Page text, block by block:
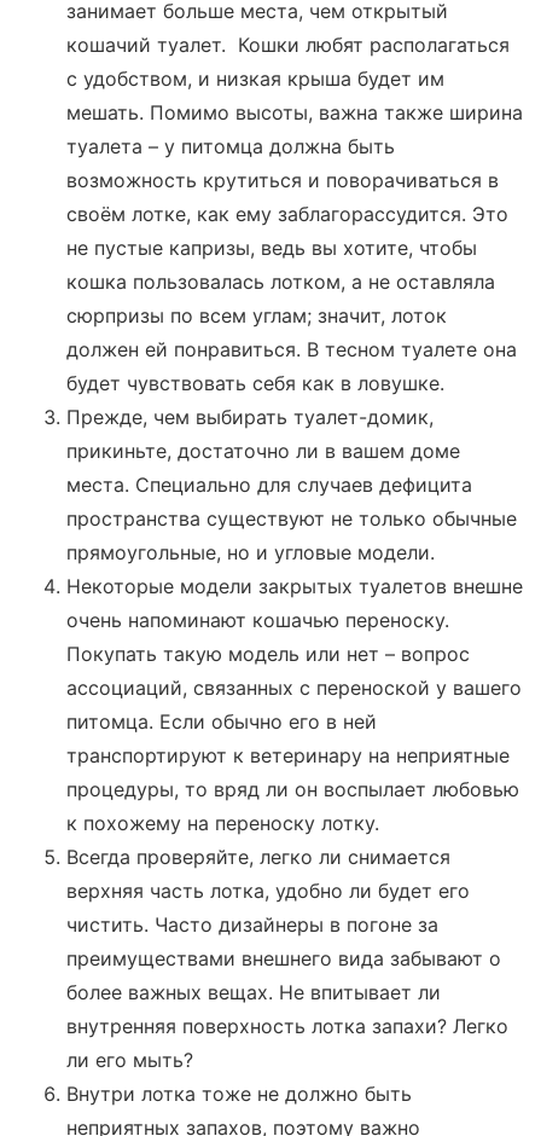
занимает больше места, чем открытый
кошачий туалет. Кошки любят располагаться
с удобством, и низкая крыша будет им
мешать. Помимо высоты, важна также ширина
туалета – у питомца должна быть
возможность крутиться и поворачиваться в
своём лотке, как ему заблагорассудится. Это
не пустые капризы, ведь вы хотите, чтобы
кошка пользовалась лотком, а не оставляла
сюрпризы по всем углам; значит, лоток
должен ей понравиться. В тесном туалете она
будет чувствовать себя как в ловушке.
Прежде, чем выбирать туалет-домик,
прикиньте, достаточно ли в вашем доме
места. Специально для случаев дефицита
пространства существуют не только обычные
прямоугольные, но и угловые модели.
Некоторые модели закрытых туалетов внешне
очень напоминают кошачью переноску.
Покупать такую модель или нет – вопрос
ассоциаций, связанных с переноской у вашего
питомца. Если обычно его в ней
транспортируют к ветеринару на неприятные
процедуры, то вряд ли он воспылает любовью
к похожему на переноску лотку.
Всегда проверяйте, легко ли снимается
верхняя часть лотка, удобно ли будет его
чистить. Часто дизайнеры в погоне за
преимуществами внешнего вида забывают о
более важных вещах. Не впитывает ли
внутренняя поверхность лотка запахи? Легко
ли его мыть?
Внутри лотка тоже не должно быть
неприятных запахов, поэтому важно